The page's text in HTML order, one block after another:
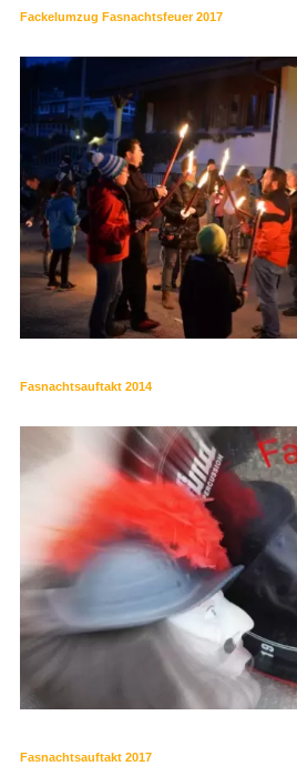
Fackelumzug Fasnachtsfeuer 2017
Fasnachtsauftakt 2014
Fasnachtsauftakt 2017